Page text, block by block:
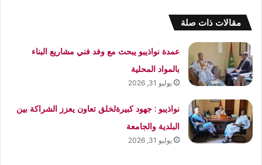
مقالات ذات صلة
عمدة نواذيبو يبحث مع وفد فني مشاريع البناء
بالمواد المحلية
يوليو 31, 2026
نواذيبو : جهود كبيرةلخلق تعاون يعزز الشراكة بين
البلدية والجامعة
يوليو 31, 2026